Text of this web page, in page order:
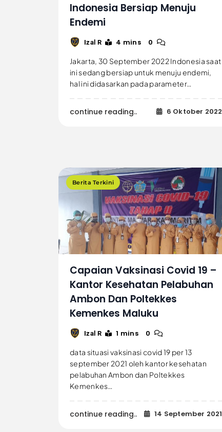
Indonesia Bersiap Menuju
Endemi
Izal R 4 mins 0
Jakarta, 30 September 2022 Indonesia saat
ini sedang bersiap untuk menuju endemi,
hal ini didasarkan pada parameter…
continue reading.. 6 Oktober 2022
Berita Terkini
Capaian Vaksinasi Covid 19 –
Kantor Kesehatan Pelabuhan
Ambon Dan Poltekkes
Kemenkes Maluku
Izal R 1 mins 0
data situasi vaksinasi covid 19 per 13
september 2021 oleh kantor kesehatan
pelabuhan Ambon dan Poltekkes
Kemenkes…
continue reading.. 14 September 2021